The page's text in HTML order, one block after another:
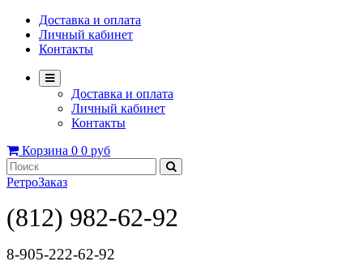
Доставка и оплата
Личный кабинет
Контакты
Доставка и оплата
Личный кабинет
Контакты
Корзина 0 0 руб
РетроЗаказ
(812) 982-62-92
8-905-222-62-92